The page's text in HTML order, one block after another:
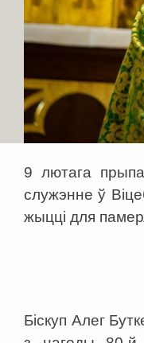
9 лютага
служэнне ў
жыцці для
Біскуп Алег